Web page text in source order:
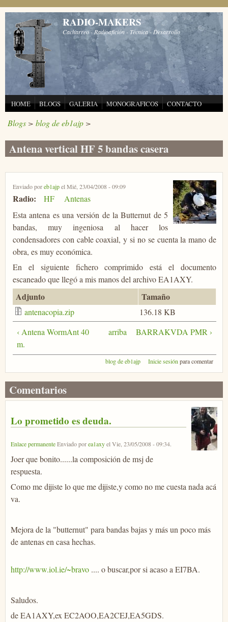
Pasar al contenido principal
RADIO-MAKERS
Cacharreo - Radioafición - Técnica - Desarrollo
HOME BLOGS GALERIA MONOGRAFICOS CONTACTO
Blogs > blog de eb1ajp >
Antena vertical HF 5 bandas casera
Enviado poreb1ajpel Mié, 23/04/2008 - 09:09
Radio: HF
Antenas
Esta antena es una versión de la Butternut de 5
bandas, muy ingeniosa al hacer los
condensadores con cable coaxial, y si no se cuenta la mano de
obra, es muy económica.
En el siguiente fichero comprimido está el documento
escaneado que llegó a mis manos del archivo EA1AXY.
Adjunto Tamaño
antenacopia.zip
136.18 KB
‹ Antena WormAnt 40
m.
arriba BARRAKVDA PMR ›
blog de eb1ajp Inicie sesión para comentar
Comentarios
Lo prometido es deuda.
Enlace permanenteEnviado porea1axyelVie, 23/05/2008 - 09:34.
Joer que bonito......la composición de msj de
respuesta.
Como me dijiste lo que me dijiste,y como no me cuesta nada acá
va.
Mejora de la "butternut" para bandas bajas y más un poco más
de antenas en casa hechas.
http://www.iol.ie/~bravo .... o buscar,por si acaso a EI7BA.
Saludos.
de EA1AXY,ex EC2AOO,EA2CEJ,EA5GDS.